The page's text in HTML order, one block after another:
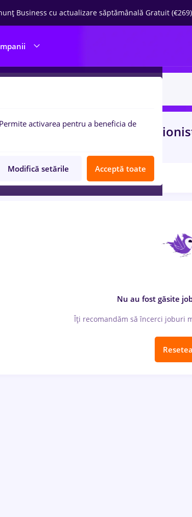
Business cu actualizare săptămânală Gratuit (€269)
de muncacu salarii
Relevanță
Nu au fost găsite
Îți recomandăm să încerci joburi
Permite activarea pentru a beneficia de
Modifică setările Acceptă toate